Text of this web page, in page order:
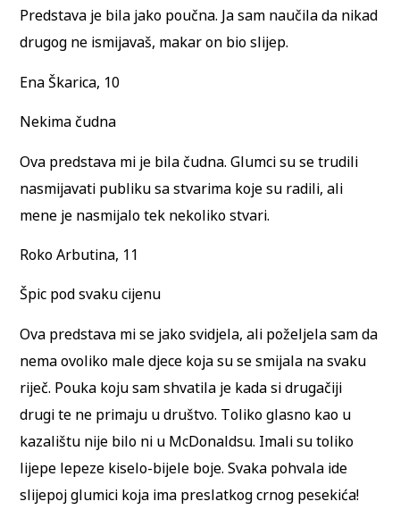
Predstava je bila jako poučna. Ja sam naučila da nikad
drugog ne ismijavaš, makar on bio slijep.
Ena Škarica, 10
Nekima čudna
Ova predstava mi je bila čudna. Glumci su se trudili
nasmijavati publiku sa stvarima koje su radili, ali
mene je nasmijalo tek nekoliko stvari.
Roko Arbutina, 11
Špic pod svaku cijenu
Ova predstava mi se jako svidjela, ali poželjela sam da
nema ovoliko male djece koja su se smijala na svaku
riječ. Pouka koju sam shvatila je kada si drugačiji
drugi te ne primaju u društvo. Toliko glasno kao u
kazalištu nije bilo ni u McDonaldsu. Imali su toliko
lijepe lepeze kiselo-bijele boje. Svaka pohvala ide
slijepoj glumici koja ima preslatkog crnog pesekića!